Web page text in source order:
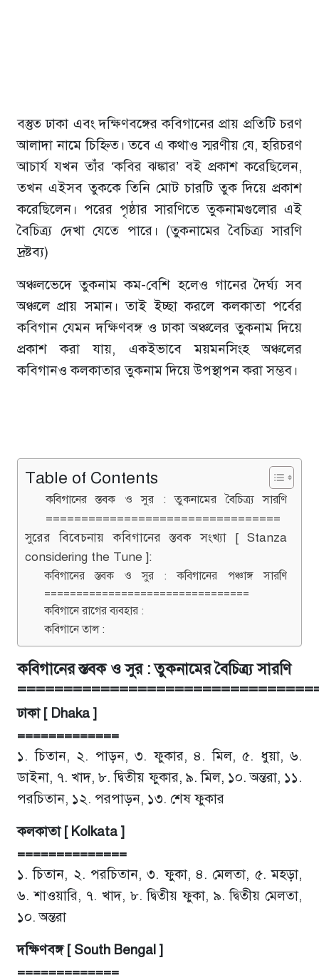
বস্তুত ঢাকা এবং দক্ষিণবঙ্গের কবিগানের প্রায় প্রতিটি চরণ
আলাদা নামে চিহ্নিত। তবে এ কথাও স্মরণীয় যে, হরিচরণ
আচার্য যখন তাঁর ‘কবির ঝঙ্কার’ বই প্রকাশ করেছিলেন,
তখন এইসব তুককে তিনি মোট চারটি তুক দিয়ে প্রকাশ
করেছিলেন। পরের পৃষ্ঠার সারণিতে তুকনামগুলোর এই
বৈচিত্র্য দেখা যেতে পারে। (তুকনামের বৈচিত্র্য সারণি
দ্রষ্টব্য)
অঞ্চলভেদে তুকনাম কম-বেশি হলেও গানের দৈর্ঘ্য সব
অঞ্চলে প্রায় সমান। তাই ইচ্ছা করলে কলকাতা পর্বের
কবিগান যেমন দক্ষিণবঙ্গ ও ঢাকা অঞ্চলের তুকনাম দিয়ে
প্রকাশ করা যায়, একইভাবে ময়মনসিংহ অঞ্চলের
কবিগানও কলকাতার তুকনাম দিয়ে উপস্থাপন করা সম্ভব।
Table of Contents
কবিগানের স্তবক ও সুর : তুকনামের বৈচিত্র্য সারণি
=================================
সুরের বিবেচনায় কবিগানের স্তবক সংখ্যা [ Stanza
considering the Tune ]:
কবিগানের স্তবক ও সুর : কবিগানের পঞ্চাঙ্গ সারণি
================================
কবিগানে রাগের ব্যবহার :
কবিগানে তাল :
কবিগানের স্তবক ও সুর : তুকনামের বৈচিত্র্য সারণি
ঢাকা [ Dhaka ]
=============
১. চিতান, ২. পাড়ন, ৩. ফুকার, ৪. মিল, ৫. ধুয়া, ৬.
ডাইনা, ৭. খাদ, ৮. দ্বিতীয় ফুকার, ৯. মিল, ১০. অন্তরা, ১১.
পরচিতান, ১২. পরপাড়ন, ১৩. শেষ ফুকার
কলকাতা [ Kolkata ]
==============
১. চিতান, ২. পরচিতান, ৩. ফুকা, ৪. মেলতা, ৫. মহড়া,
৬. শাওয়ারি, ৭. খাদ, ৮. দ্বিতীয় ফুকা, ৯. দ্বিতীয় মেলতা,
১০. অন্তরা
দক্ষিণবঙ্গ [ South Bengal ]
=============